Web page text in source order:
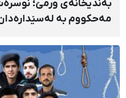
بەندیخانەی ورمێ؛
مەحکووم بە
نەخۆشخانە گیانی